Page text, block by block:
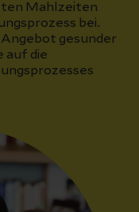
Mahlzeiten
bei.
gesunder
auf die